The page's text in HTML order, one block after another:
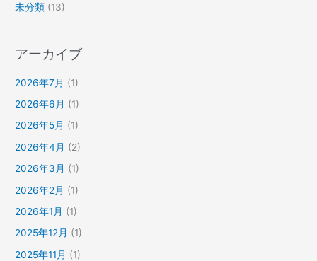
未分類 (13)
アーカイブ
2026年7月 (1)
2026年6月 (1)
2026年5月 (1)
2026年4月 (2)
2026年3月 (1)
2026年2月 (1)
2026年1月 (1)
2025年12月 (1)
2025年11月 (1)